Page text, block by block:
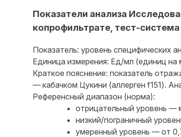
Показатели анализа
копрофильтрате, тест-
Показатель: уровень специфических
Единица измерения: Ед/мл (единиц на
Краткое пояснение: показатель
— кабачком Цукини (аллерген f151).
Референсный диапазон (норма):
отрицательный уровень —
низкий/пограничный
умеренный уровень — от